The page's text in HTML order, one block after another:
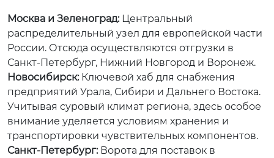
Москва и Зеленоград:Центральный
распределительный узел для европейской части
России. Отсюда осуществляются отгрузки в
Санкт-Петербург, Нижний Новгород и Воронеж.
Новосибирск:Ключевой хаб для снабжения
предприятий Урала, Сибири и Дальнего Востока.
Учитывая суровый климат региона, здесь особое
внимание уделяется условиям хранения и
транспортировки чувствительных компонентов.
Санкт-Петербург:Ворота для поставок в